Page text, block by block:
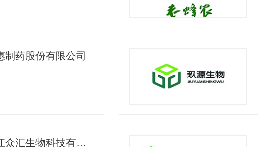
制药股份有限公司
伊犁三江众汇生物科技有限公司